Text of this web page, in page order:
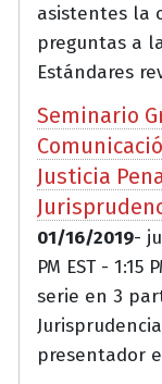
asistentes la
preguntas a
Estándares
Seminario
Justicia
01/16/2019-
PM EST -
serie en 3
presentador